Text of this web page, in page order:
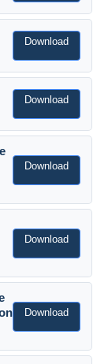
Download
Download
Download
Download
Download